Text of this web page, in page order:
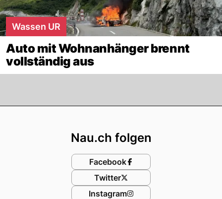
Wassen UR
Auto mit Wohnanhänger brennt
vollständig aus
Nau.ch folgen
Facebook
Twitter
Instagram